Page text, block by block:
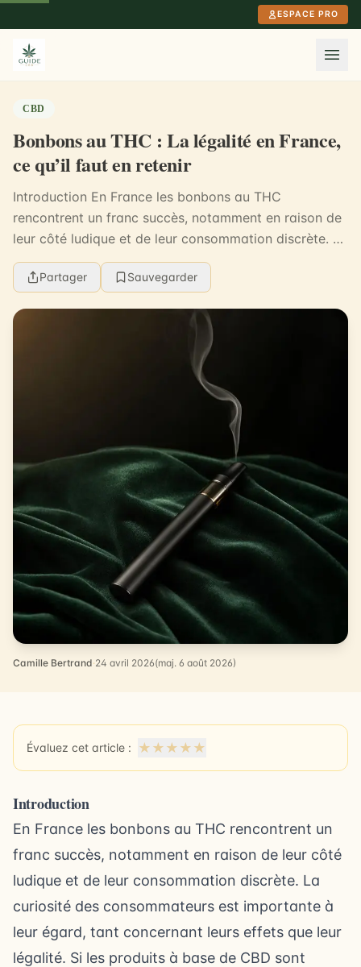
ESPACE PRO
CBD
Bonbons au THC : La légalité en France,
ce qu’il faut en retenir
Introduction En France les bonbons au THC
rencontrent un franc succès, notamment en raison de
leur côté ludique et de leur consommation discrète. La
curiosité des consommateurs est importante à leur ...
Partager Sauvegarder
Camille Bertrand·24 avril 2026(maj. 6 août 2026)
Évaluez cet article : ★ ★ ★ ★ ★
Introduction
En France les bonbons au THC rencontrent un
franc succès, notamment en raison de leur côté
ludique et de leur consommation discrète. La
curiosité des consommateurs est importante à
leur égard, tant concernant leurs effets que leur
légalité. Si les produits à base de CBD sont